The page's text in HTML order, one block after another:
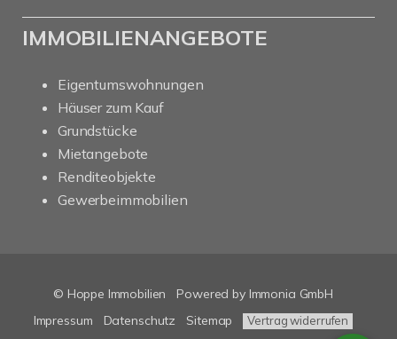
IMMOBILIENANGEBOTE
Eigentumswohnungen
Häuser zum Kauf
Grundstücke
Mietangebote
Renditeobjekte
Gewerbeimmobilien
© Hoppe Immobilien
Powered by Immonia GmbH
Impressum
Datenschutz Sitemap Vertrag widerrufen